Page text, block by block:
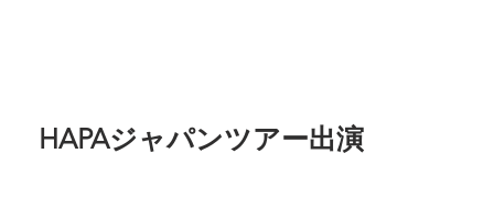
HAPAジャパンツアー出演